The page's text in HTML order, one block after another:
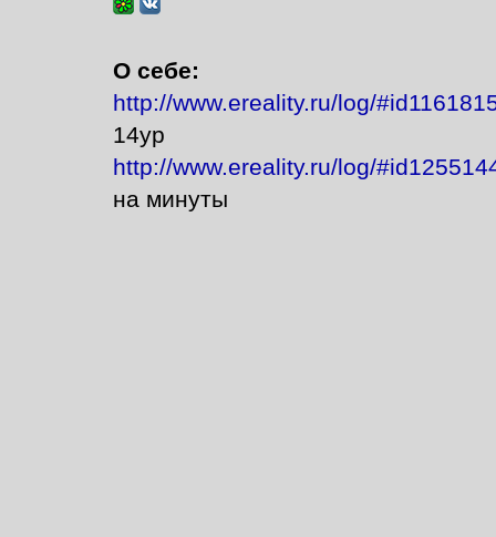
О себе:
http://www.ereality.ru/log/
14ур
http://www.ereality.ru/log/
на минуты